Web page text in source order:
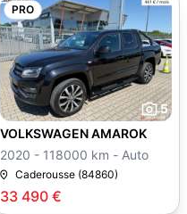
PRO
5
33 490 €
VOLKSWAGEN AMAROK
2020 - 118000 km - Auto
Caderousse (84860)